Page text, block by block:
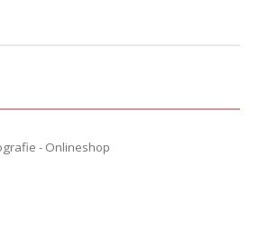
- Onlineshop